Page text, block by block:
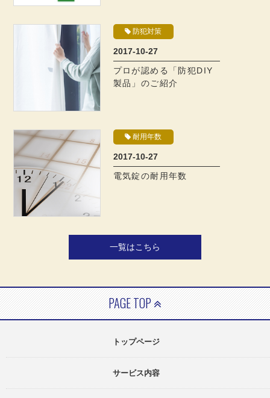
防犯対策
2017-10-27
プロが認める「防犯DIY
製品」のご紹介
耐用年数
2017-10-27
電気錠の耐用年数
一覧はこちら
PAGE TOP
トップページ
サービス内容